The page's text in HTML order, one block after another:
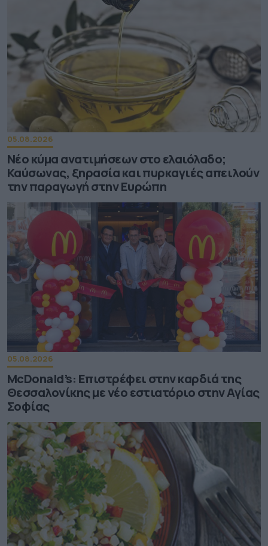
05.08.2026
Νέο κύμα ανατιμήσεων στο ελαιόλαδο;
Καύσωνας, ξηρασία και πυρκαγιές απειλούν
την παραγωγή στην Ευρώπη
05.08.2026
McDonald’s: Επιστρέφει στην καρδιά της
Θεσσαλονίκης με νέο εστιατόριο στην Αγίας
Σοφίας